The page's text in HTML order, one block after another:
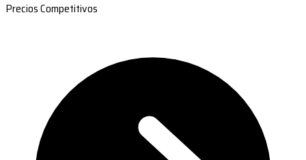
Precios Competitivos